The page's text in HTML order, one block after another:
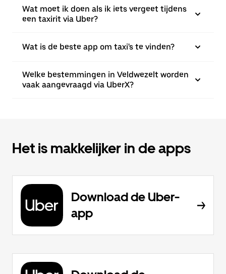
Wat moet ik doen als ik iets vergeet tijdens
een taxirit via Uber?
Wat is de beste app om taxi's te vinden?
Welke bestemmingen in Veldwezelt worden
vaak aangevraagd via UberX?
Het is makkelijker in de apps
Download de Uber-
app